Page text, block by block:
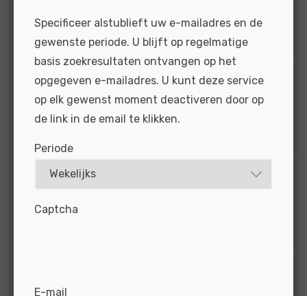
Financieel
Dienstverband
Vast
Opleidingsniveau
MBO
Specificeer alstublieft uw e-mailadres en de
gewenste periode. U blijft op regelmatige
basis zoekresultaten ontvangen op het
opgegeven e-mailadres. U kunt deze service
op elk gewenst moment deactiveren door op
de link in de email te klikken.
Periode
Captcha
E-mail